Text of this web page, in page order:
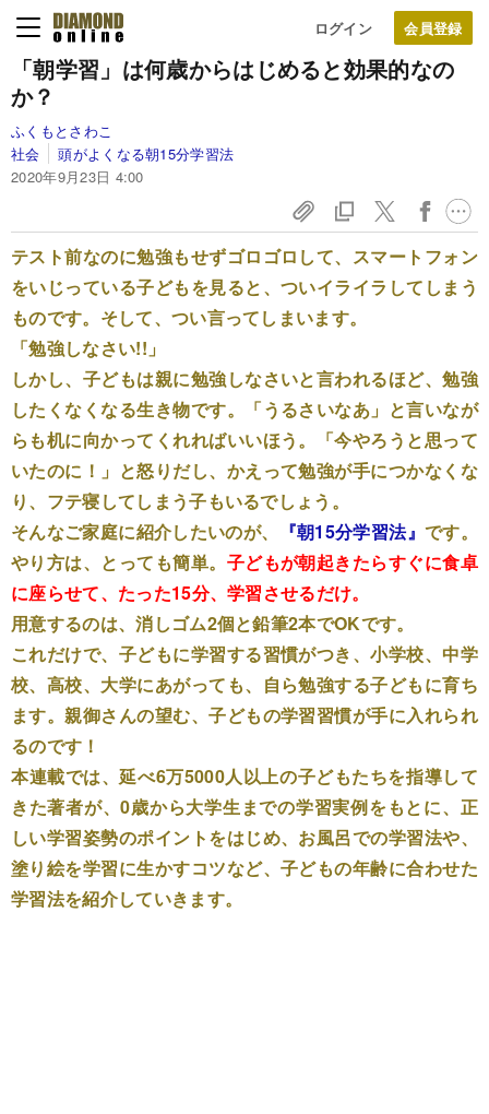
ログイン
「朝学習」は何歳からはじめると効果的なの
か？
ふくもとさわこ
社会
頭がよくなる朝15分学習法
2020年9月23日 4:00
テスト前なのに勉強もせずゴロゴロして、スマートフォン
をいじっている子どもを見ると、ついイライラしてしまう
ものです。そして、つい言ってしまいます。
「勉強しなさい!!」
しかし、子どもは親に勉強しなさいと言われるほど、勉強
したくなくなる生き物です。「うるさいなあ」と言いなが
らも机に向かってくれればいいほう。「今やろうと思って
いたのに！」と怒りだし、かえって勉強が手につかなくな
り、フテ寝してしまう子もいるでしょう。
そんなご家庭に紹介したいのが、
『朝15分学習法』 です。
やり方は、とっても簡単。 子どもが朝起きたらすぐに食卓
に座らせて、たった15分、学習させるだけ。
用意するのは、消しゴム2個と鉛筆2本でOKです。
これだけで、子どもに学習する習慣がつき、小学校、中学
校、高校、大学にあがっても、自ら勉強する子どもに育ち
ます。親御さんの望む、子どもの学習習慣が手に入れられ
るのです！
本連載では、延べ6万5000人以上の子どもたちを指導して
きた著者が、0歳から大学生までの学習実例をもとに、正
しい学習姿勢のポイントをはじめ、お風呂での学習法や、
塗り絵を学習に生かすコツなど、子どもの年齢に合わせた
学習法を紹介していきます。